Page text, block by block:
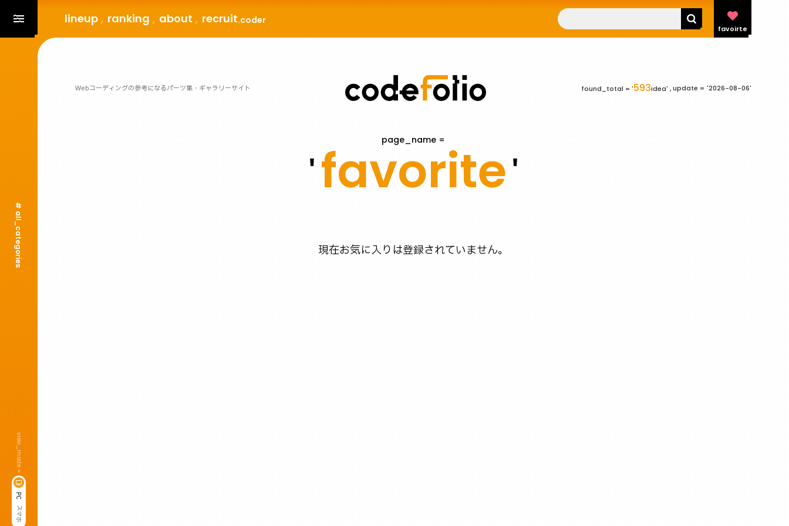
Webコーディングの参考になるパーツ集・ギャラリーサイト found_total = '593idea' ,update ='2026-08-06'
lineup ranking about recruit.coder
favoirte
# all_categories
view_mode =
P
C
,
ス
マ
ホ
page_name =
favorite
現在お気に入りは登録されていません。